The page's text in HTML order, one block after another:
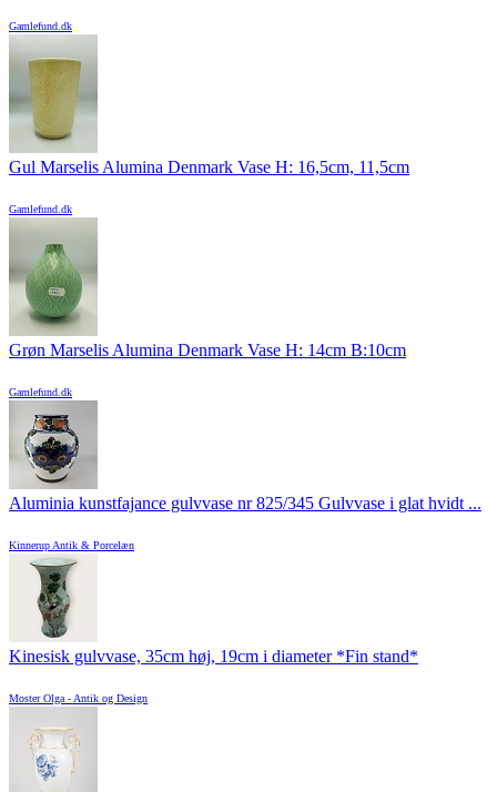
Gamlefund.dk
Gul Marselis Alumina Denmark Vase H: 16,5cm, 11,5cm
Gamlefund.dk
Grøn Marselis Alumina Denmark Vase H: 14cm B:10cm
Gamlefund.dk
Aluminia kunstfajance gulvvase nr 825/345 Gulvvase i glat hvidt ...
Kinnerup Antik & Porcelæn
Kinesisk gulvvase, 35cm høj, 19cm i diameter *Fin stand*
Moster Olga - Antik og Design